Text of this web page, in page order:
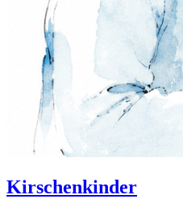
Kirschenkinder